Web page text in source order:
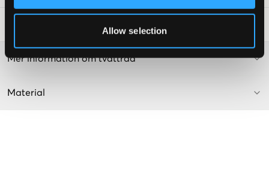
Allow selection
Mer information om tvättråd
Material